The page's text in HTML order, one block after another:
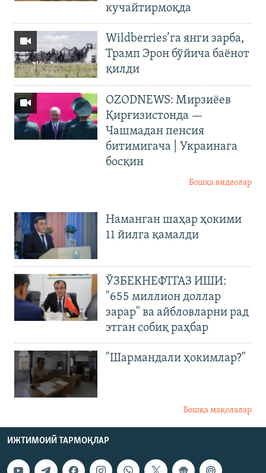
кучайтирмоқда
Wildberries’га янги зарба,
Трамп Эрон бўйича баёнот
қилди
OZODNEWS: Мирзиёев
Қирғизистонда —
Чашмадан пенсия
битимигача | Украинага
босқин
Бошқа видеолар
Наманган шаҳар ҳокими
11 йилга қамалди
ЎЗБЕКНЕФТГАЗ ИШИ:
"655 миллион доллар
зарар" ва айбловларни рад
этган собиқ раҳбар
"Шармандали ҳокимлар?"
Бошқа мақолалар
ИЖТИМОИЙ ТАРМОҚЛАР